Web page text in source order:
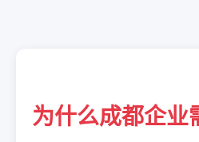
为什么成都企业